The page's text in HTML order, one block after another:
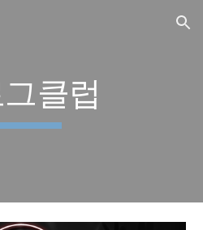
Skip to navigation
클럽